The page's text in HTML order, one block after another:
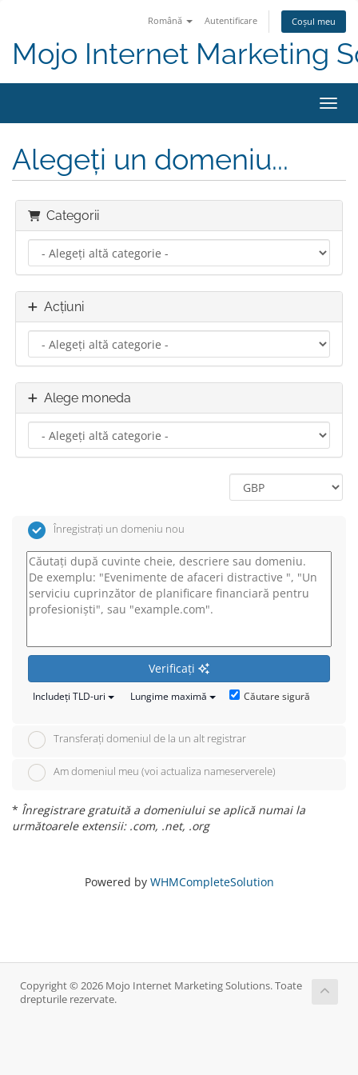
Română Autentificare Coșul meu
Mojo Internet Marketing
Alegeți un domeniu...
Categorii
Acțiuni
Alege moneda
Înregistrați un domeniu nou
Verificați
Includeți TLD-uri Lungime maximă Căutare sigură
Transferați domeniul de la un alt registrar
Am domeniul meu (voi actualiza nameserverele)
* Înregistrare gratuită a domeniului se aplică numai la
următoarele extensii: .com, .net, .org
Powered by WHMCompleteSolution
Copyright © 2026 Mojo Internet Marketing Solutions. Toate
drepturile rezervate.